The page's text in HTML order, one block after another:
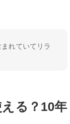
れていてリラ
る？10年